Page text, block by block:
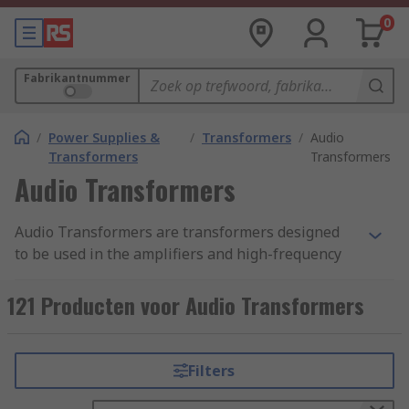
0
Fabrikantnummer
/ Power Supplies &
Transformers
/ Transformers / Audio
Transformers
Audio Transformers
Audio Transformers are transformers designed
to be used in the amplifiers and high-frequency
impendence matching applications. The
transformers allow an AC input signal to produce
the output being physically connected together.
This is accomplished by having two or more coils
121 Producten voor Audio Transformers
Filters